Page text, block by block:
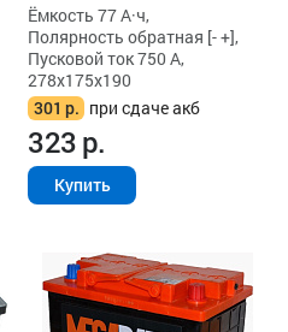
Ёмкость 77 А·ч,
Полярность обратная [- +],
Пусковой ток 750 А,
278x175x190
301 р. при сдаче акб
323р.
Купить